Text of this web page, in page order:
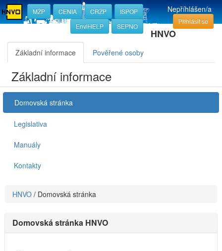
MŽP CENIA CRŽP
ISPOP
EnviHELP
SEPNO
Nepříhlášen/a
Přihlásit se
HNVO
Základní informace Pověřené osoby
Základní informace
Domovská stránka
Legislativa
Manuály
Kontakty
HNVO / Domovská stránka
Domovská stránka HNVO